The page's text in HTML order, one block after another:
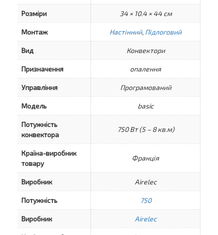
Розміри 34 × 10.4 × 44 см
Монтаж Настінний, Підлоговий
Вид Конвектори
Призначення опалення
Управління Програмований
Модель basic
Потужність
конвектора
750 Вт (5 – 8 кв.м)
Країна-виробник
товару
Франція
Виробник Airelec
Потужність 750
Виробник Airelec